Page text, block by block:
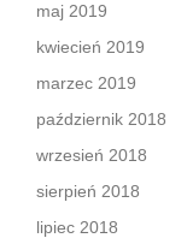
maj 2019
kwiecień 2019
marzec 2019
październik 2018
wrzesień 2018
sierpień 2018
lipiec 2018